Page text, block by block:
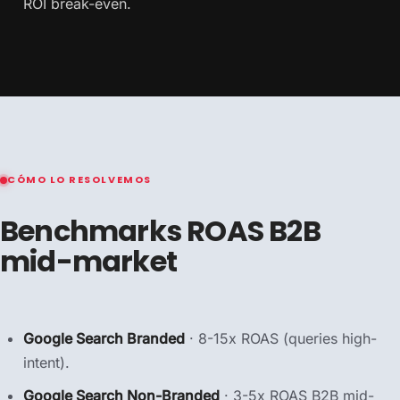
CÓMO LO RESOLVEMOS
Benchmarks ROAS B2B
mid-market
Google Search Branded · 8-15x ROAS (queries high-
intent).
Google Search Non-Branded · 3-5x ROAS B2B mid-